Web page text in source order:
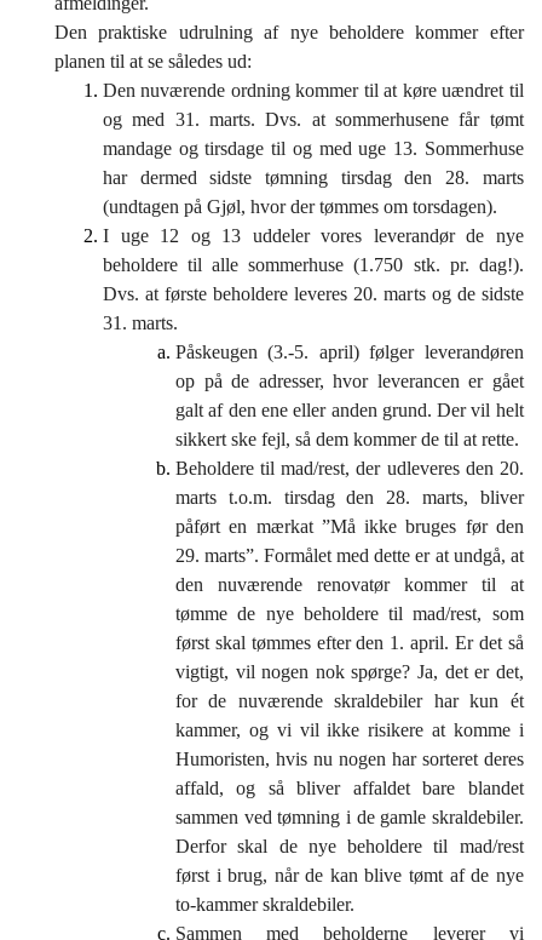
Den praktiske udrulning af nye beholdere kommer efter
planen til at se således ud:
Den nuværende ordning kommer til at køre uændret til
og med 31. marts. Dvs. at sommerhusene får tømt
mandage og tirsdage til og med uge 13. Sommerhuse
har dermed sidste tømning tirsdag den 28. marts
(undtagen på Gjøl, hvor der tømmes om torsdagen).
I uge 12 og 13 uddeler vores leverandør de nye
beholdere til alle sommerhuse (1.750 stk. pr. dag!).
Dvs. at første beholdere leveres 20. marts og de sidste
31. marts.
Påskeugen (3.-5. april) følger leverandøren
op på de adresser, hvor leverancen er gået
galt af den ene eller anden grund. Der vil helt
sikkert ske fejl, så dem kommer de til at rette.
Beholdere til mad/rest, der udleveres den 20.
marts t.o.m. tirsdag den 28. marts, bliver
påført en mærkat ”Må ikke bruges før den
29. marts”. Formålet med dette er at undgå, at
den nuværende renovatør kommer til at
tømme de nye beholdere til mad/rest, som
først skal tømmes efter den 1. april. Er det så
vigtigt, vil nogen nok spørge? Ja, det er det,
for de nuværende skraldebiler har kun ét
kammer, og vi vil ikke risikere at komme i
Humoristen, hvis nu nogen har sorteret deres
affald, og så bliver affaldet bare blandet
sammen ved tømning i de gamle skraldebiler.
Derfor skal de nye beholdere til mad/rest
først i brug, når de kan blive tømt af de nye
to-kammer skraldebiler.
Sammen med beholderne leverer vi